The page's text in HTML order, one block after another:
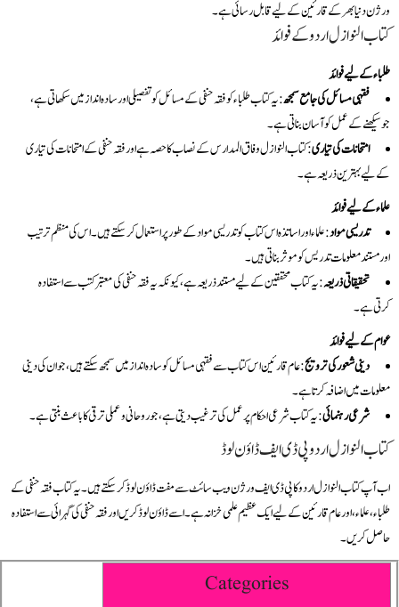
ورژن دنیا بھر کے قارئین کے لیے قابل رسائی ہے۔
کتاب النوازل اردو کے فوائد
طلباء کے لیے فوائد
فقہی مسائل کی جامع سمجھ: یہ کتاب طلباء کو فقہ حنفی کے مسائل کو تفصیلی اور سادہ انداز میں سکھاتی ہے،
جو سیکھنے کے عمل کو آسان بناتی ہے۔
امتحانات کی تیاری: کتاب النوازل وفاق المدارس کے نصاب کا حصہ ہے اور فقہ حنفی کے امتحانات کی تیاری
کے لیے بہترین ذریعہ ہے۔
علماء کے لیے فوائد
تدریسی مواد: علماء اور اساتذہ اس کتاب کو تدریسی مواد کے طور پر استعمال کر سکتے ہیں۔ اس کی منظم ترتیب
اور مستند معلومات تدریس کو موثر بناتی ہیں۔
تحقیقاتی ذریعہ: یہ کتاب محققین کے لیے مستند ذریعہ ہے، کیونکہ یہ فقہ حنفی کی معتبر کتب سے استفادہ
کرتی ہے۔
عوام کے لیے فوائد
دینی شعور کی ترویج: عام قارئین اس کتاب سے فقہی مسائل کو سادہ انداز میں سمجھ سکتے ہیں، جو ان کی دینی
معلومات میں اضافہ کرتا ہے۔
شرعی رہنمائی: یہ کتاب شرعی احکام پر عمل کی ترغیب دیتی ہے، جو روحانی و عملی ترقی کا باعث بنتی ہے۔
کتاب النوازل اردو پی ڈی ایف ڈاؤن لوڈ
اب آپ کتاب النوازل اردو کا پی ڈی ایف ورژن ویب سائٹ سے مفت ڈاؤن لوڈ کر سکتے ہیں۔ یہ کتاب فقہ حنفی کے
طلباء، علماء، اور عام قارئین کے لیے ایک عظیم علمی خزانہ ہے۔ اسے ڈاؤن لوڈ کریں اور فقہ حنفی کی گہرائی سے استفادہ
حاصل کریں۔
Categories